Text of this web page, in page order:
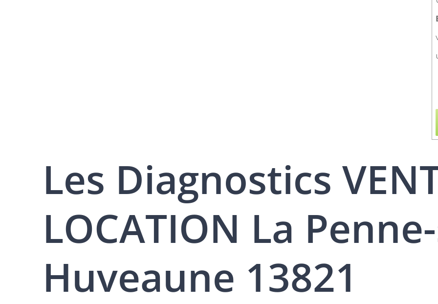
Les Diagnostics
LOCATION La
Huveaune 13821